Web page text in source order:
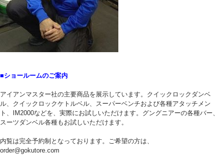
■ショールームのご案内
アイアンマスター社の主要商品を展示しています。クイックロックダンベ
ル、クイックロックケトルベル、スーパーベンチおよび各種アタッチメン
ト、IM2000などを、実際にお試しいただけます。グングニアーの各種バー、
スーツダンベル各種もお試しいただけます。
内覧は完全予約制となっております。ご希望の方は、
order@gokutore.com